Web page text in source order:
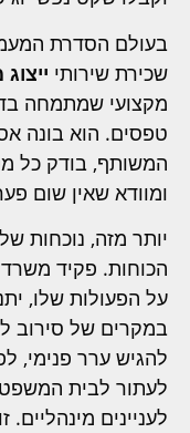
בעולם הסדרת
שכירת שירותי
מקצועי שמתמחה
טפסים. הוא בונה
המשותף, בודק כל
ומוודא שאין שום
יותר מזה, נוכחות
הכוחות. פקיד
על הפעולות שלו,
במקרים של סירוב
להגיש ערר פנימי,
לעתור לבית
לעניינים